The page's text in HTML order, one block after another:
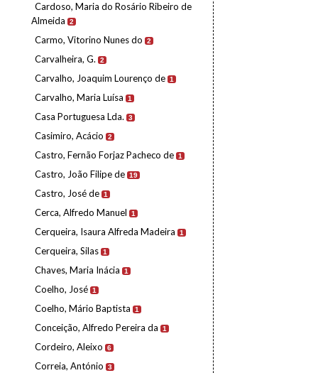
Cardoso, Maria do Rosário Ribeiro de
Almeida
2
Carmo, Vitorino Nunes do 2
Carvalheira, G. 2
Carvalho, Joaquim Lourenço de 1
Carvalho, Maria Luísa 1
Casa Portuguesa Lda. 3
Casimiro, Acácio 2
Castro, Fernão Forjaz Pacheco de 1
Castro, João Filipe de 19
Castro, José de 1
Cerca, Alfredo Manuel 1
Cerqueira, Isaura Alfreda Madeira 1
Cerqueira, Silas 1
Chaves, Maria Inácia 1
Coelho, José 1
Coelho, Mário Baptista 1
Conceição, Alfredo Pereira da 1
Cordeiro, Aleixo 6
Correia, António 3